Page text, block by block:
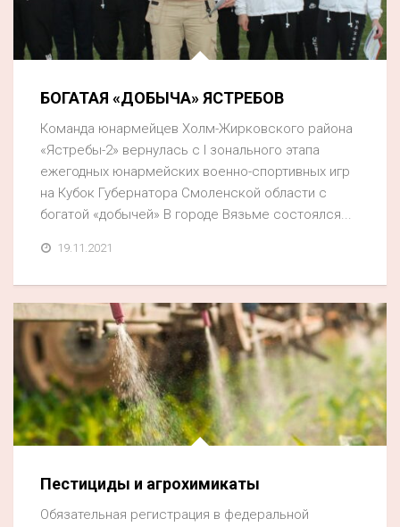
БОГАТАЯ «ДОБЫЧА» ЯСТРЕБОВ
Команда юнармейцев Холм-Жирковского района
«Ястребы-2» вернулась с I зонального этапа
ежегодных юнармейских военно-спортивных игр
на Кубок Губернатора Смоленской области с
богатой «добычей» В городе Вязьме состоялся...
19.11.2021
Пестициды и агрохимикаты
Обязательная регистрация в федеральной